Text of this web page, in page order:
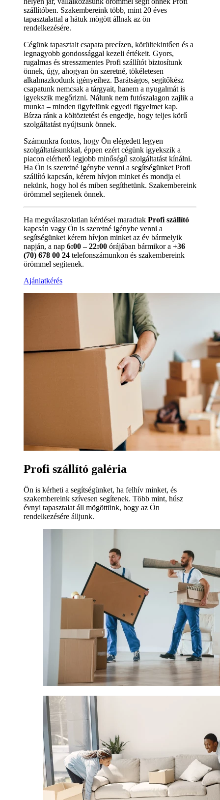
szállítóben. Szakembereink több, mint 20 éves
tapasztalattal a hátuk mögött állnak az ön
rendelkezésére.
Cégünk tapasztalt csapata precízen, körültekintően és a
legnagyobb gondossággal kezeli értékeit. Gyors,
rugalmas és stresszmentes Profi szállítót biztosítunk
önnek, úgy, ahogyan ön szeretné, tökéletesen
alkalmazkodunk igényeihez. Barátságos, segítőkész
csapatunk nemcsak a tárgyait, hanem a nyugalmát is
igyekszik megőrizni. Nálunk nem futószalagon zajlik a
munka – minden ügyfelünk egyedi figyelmet kap.
Bízza ránk a költöztetést és engedje, hogy teljes körű
szolgáltatást nyújtsunk önnek.
Számunkra fontos, hogy Ön elégedett legyen
szolgáltatásunkkal, éppen ezért cégünk igyekszik a
piacon elérhető legjobb minőségű szolgáltatást kínálni.
Ha Ön is szeretné igénybe venni a segítségünket Profi
szállító kapcsán, kérem hívjon minket és mondja el
nekünk, hogy hol és miben segíthetünk. Szakembereink
örömmel segítenek önnek.
Ha megválaszolatlan kérdései maradtak Profi szállító
kapcsán vagy Ön is szeretné igénybe venni a
segítségünket kérem hívjon minket az év bármelyik
napján, a nap 6:00 – 22:00 órájában bármikor a +36
(70) 678 00 24 telefonszámunkon és szakembereink
örömmel segítenek.
Ajánlatkérés
Profi szállító galéria
Ön is kérheti a segítségünket, ha felhív minket, és
szakembereink szívesen segítenek. Több mint, húsz
évnyi tapasztalat áll mögöttünk, hogy az Ön
rendelkezésére álljunk.